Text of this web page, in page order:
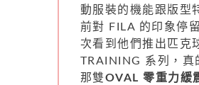
動服裝的機能跟版型
前對 FILA 的印象停
次看到他們推出匹克
TRAINING 系列，真
那雙OVAL 零重力緩